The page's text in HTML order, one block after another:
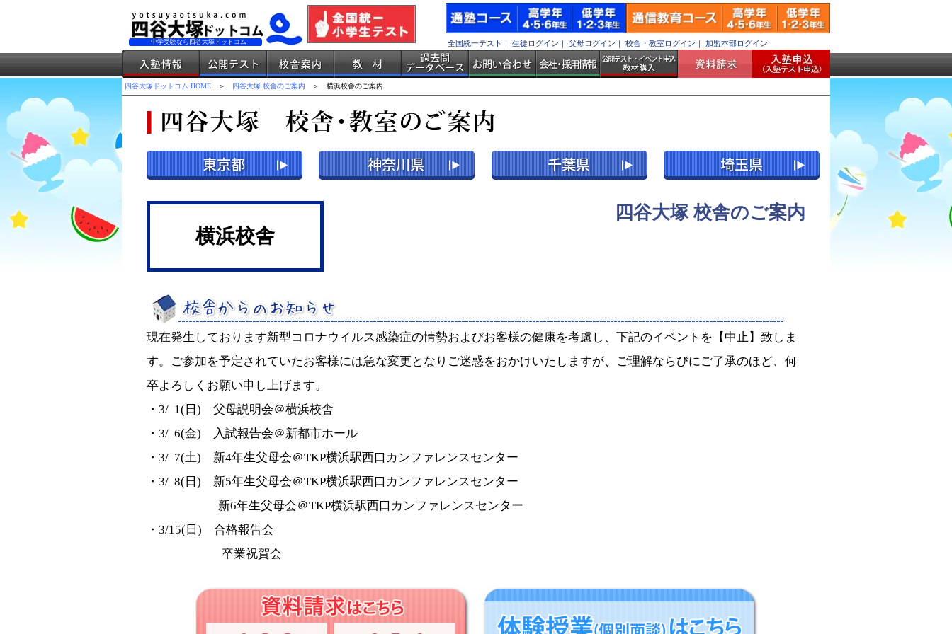
中学受験なら四谷大塚ドットコム 全国統一テスト ｜ 生徒ログイン ｜ 父母ログイン ｜ 校舎・教室ログイン ｜ 加盟本部ログイン
四谷大塚ドットコム HOME ＞ 四谷大塚 校舎のご案内 ＞ 横浜校舎のご案内
四谷大塚 校舎のご案内
横浜校舎
現在発生しております新型コロナウイルス感染症の情勢およびお客様の健康を考慮し、下記のイベントを【中止】致しま
す。ご参加を予定されていたお客様には急な変更となりご迷惑をおかけいたしますが、ご理解ならびにご了承のほど、何
卒よろしくお願い申し上げます。
・3/ 1(日) 父母説明会＠横浜校舎
・3/ 6(金) 入試報告会＠新都市ホール
・3/ 7(土) 新4年生父母会＠TKP横浜駅西口カンファレンスセンター
・3/ 8(日) 新5年生父母会＠TKP横浜駅西口カンファレンスセンター
新6年生父母会＠TKP横浜駅西口カンファレンスセンター
・3/15(日) 合格報告会
卒業祝賀会